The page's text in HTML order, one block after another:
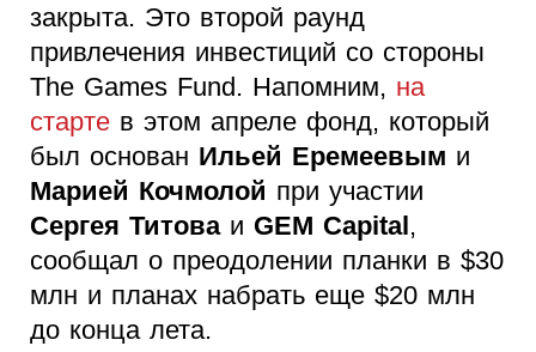
закрыта. Это второй раунд
привлечения инвестиций со стороны
The Games Fund. Напомним, на
старте в этом апреле фонд, который
был основан Ильей Еремеевым и
Марией Кочмолой при участии
Сергея Титоваи GEM Capital ,
сообщал о преодолении планки в $30
млн и планах набрать еще $20 млн
до конца лета.